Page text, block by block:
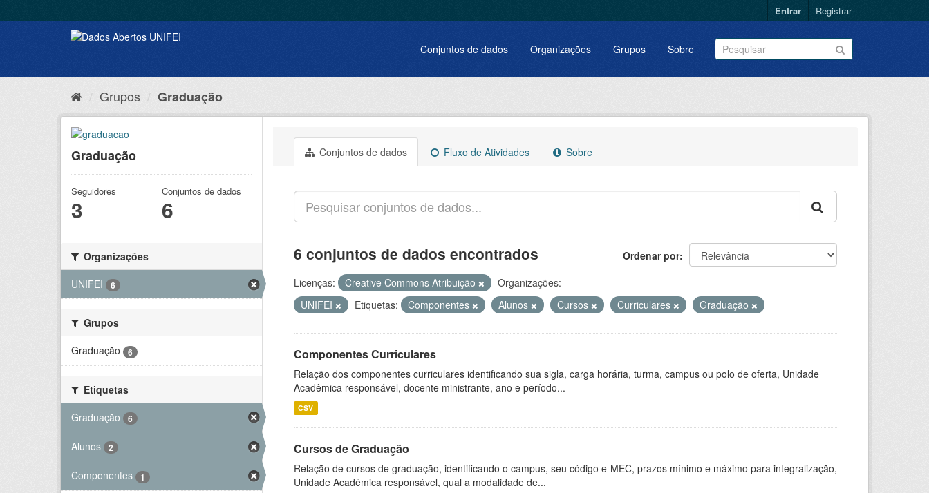
Entrar Registrar
Conjuntos de dados Organizações Grupos Sobre
Grupos Graduação
Graduação
Seguidores
3
Conjuntos de dados
6
Organizações
UNIFEI
6
Grupos
Graduação
6
Etiquetas
Graduação
6
Alunos 2
Componentes 1
Conjuntos de dados Fluxo de Atividades Sobre
Ordenar por
6 conjuntos de dados encontrados
Licenças: Creative Commons Atribuição
Organizações:
UNIFEI
Etiquetas: Componentes Alunos Cursos Curriculares Graduação
Componentes Curriculares
Relação dos componentes curriculares identificando sua sigla, carga horária, turma, campus ou polo de oferta, Unidade
Acadêmica responsável, docente ministrante, ano e período...
CSV
Cursos de Graduação
Relação de cursos de graduação, identificando o campus, seu código e-MEC, prazos mínimo e máximo para integralização,
Unidade Acadêmica responsável, qual a modalidade de...